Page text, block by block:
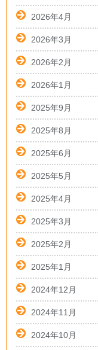
2026年4月
2026年3月
2026年2月
2026年1月
2025年9月
2025年8月
2025年6月
2025年5月
2025年4月
2025年3月
2025年2月
2025年1月
2024年12月
2024年11月
2024年10月